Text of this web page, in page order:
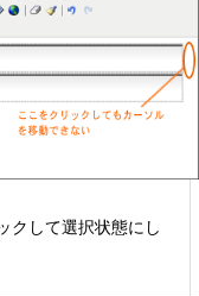
クして選択状態にし